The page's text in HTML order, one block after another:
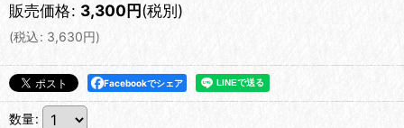
販売価格: 3,300円(税別)
(税込: 3,630円)
Facebookでシェア
数量: